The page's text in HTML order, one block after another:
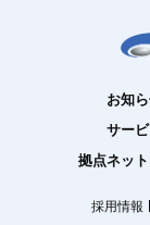
お知
サー
拠点ネッ
採用情報